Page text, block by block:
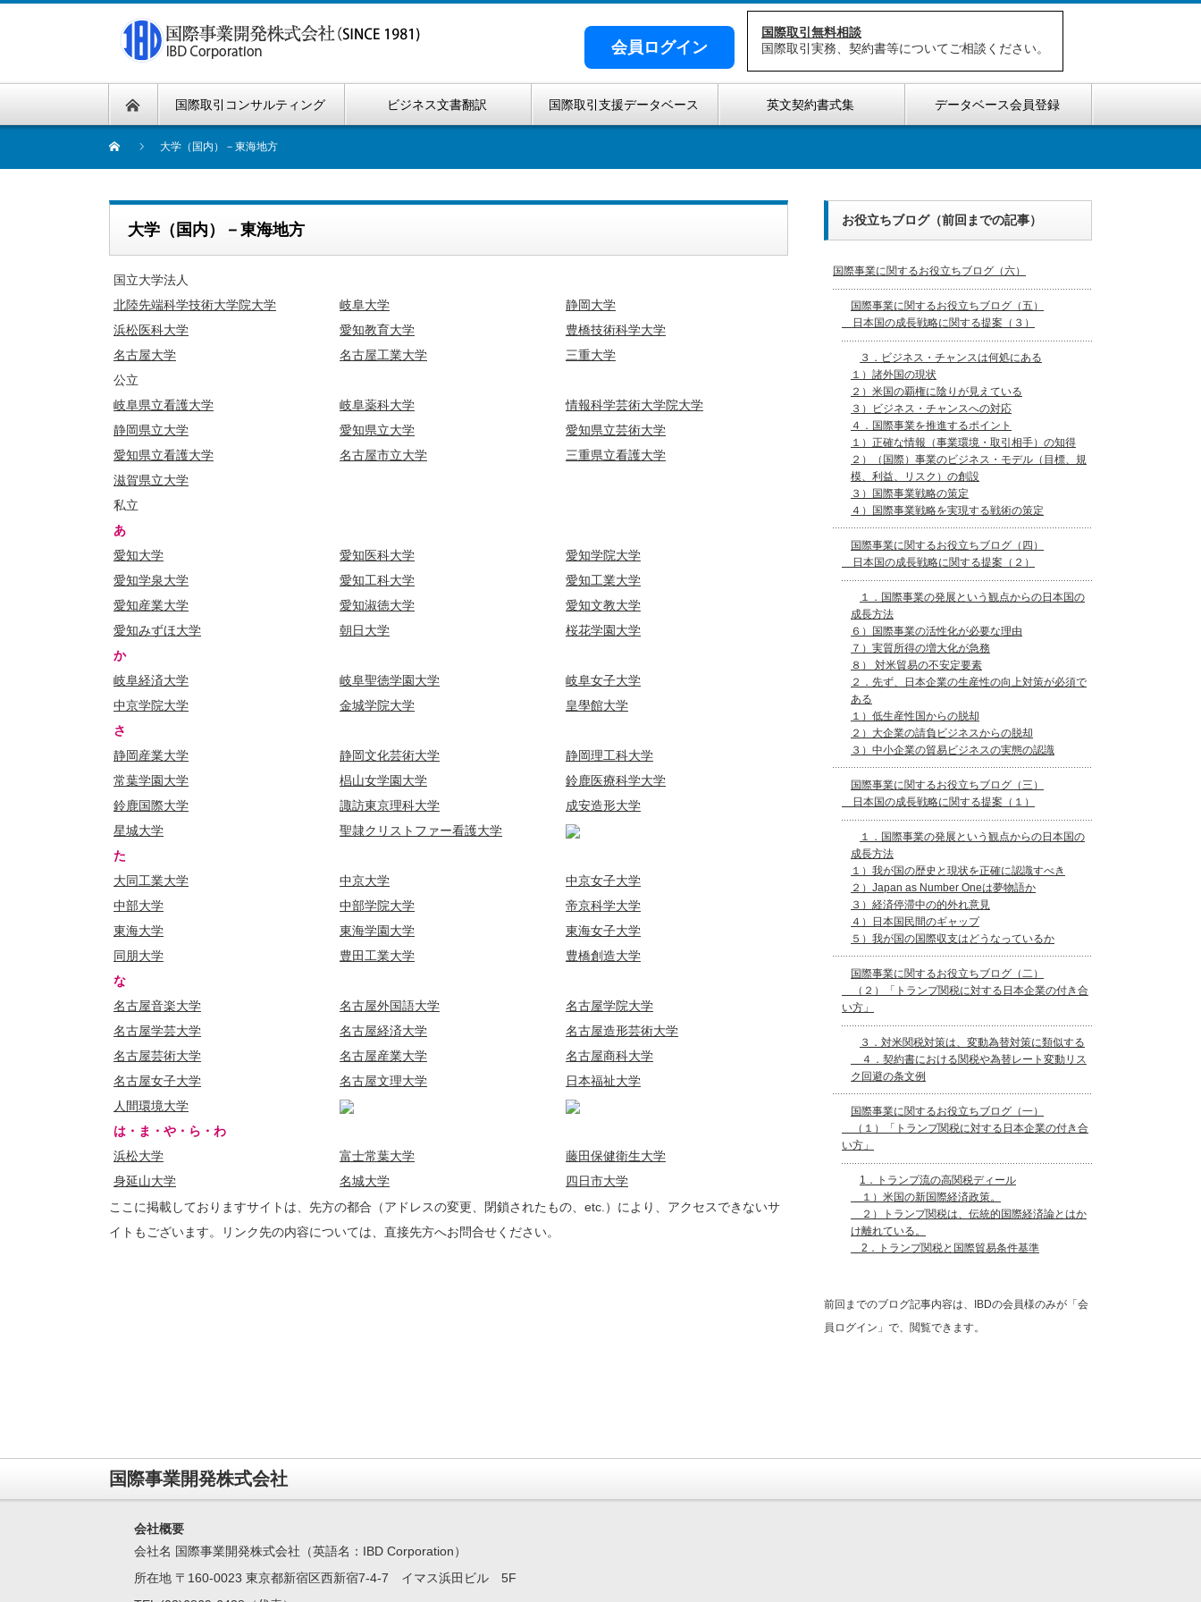
会員ログイン
国際取引無料相談
国際取引実務、契約書等についてご相談ください。
国際取引コンサルティング ビジネス文書翻訳 国際取引支援データベース 英文契約書式集 データベース会員登録
大学（国内）－東海地方
大学（国内）－東海地方
国立大学法人
北陸先端科学技術大学院大学
岐阜大学
静岡大学
浜松医科大学
愛知教育大学
豊橋技術科学大学
名古屋大学
名古屋工業大学
三重大学
公立
岐阜県立看護大学
岐阜薬科大学
情報科学芸術大学院大学
静岡県立大学
愛知県立大学
愛知県立芸術大学
愛知県立看護大学
名古屋市立大学
三重県立看護大学
滋賀県立大学
私立
あ
愛知大学
愛知医科大学
愛知学院大学
愛知学泉大学
愛知工科大学
愛知工業大学
愛知産業大学
愛知淑徳大学
愛知文教大学
愛知みずほ大学
朝日大学
桜花学園大学
か
岐阜経済大学
岐阜聖徳学園大学
岐阜女子大学
中京学院大学
金城学院大学
皇學館大学
さ
静岡産業大学
静岡文化芸術大学
静岡理工科大学
常葉学園大学
椙山女学園大学
鈴鹿医療科学大学
鈴鹿国際大学
諏訪東京理科大学
成安造形大学
星城大学
聖隷クリストファー看護大学
た
大同工業大学
中京大学
中京女子大学
中部大学
中部学院大学
帝京科学大学
東海大学
東海学園大学
東海女子大学
同朋大学
豊田工業大学
豊橋創造大学
な
名古屋音楽大学
名古屋外国語大学
名古屋学院大学
名古屋学芸大学
名古屋経済大学
名古屋造形芸術大学
名古屋芸術大学
名古屋産業大学
名古屋商科大学
名古屋女子大学
名古屋文理大学
日本福祉大学
人間環境大学
は・ま・や・ら・わ
浜松大学
富士常葉大学
藤田保健衛生大学
身延山大学
名城大学
四日市大学
ここに掲載しておりますサイトは、先方の都合（アドレスの変更、閉鎖されたもの、etc.）により、アクセスできないサ
イトもございます。リンク先の内容については、直接先方へお問合せください。
お役立ちブログ（前回までの記事）
国際事業に関するお役立ちブログ（六）
国際事業に関するお役立ちブログ（五）
日本国の成長戦略に関する提案（３）
３．ビジネス・チャンスは何処にある
１）諸外国の現状
２）米国の覇権に陰りが見えている
３）ビジネス・チャンスへの対応
４．国際事業を推進するポイント
１）正確な情報（事業環境・取引相手）の知得
２）（国際）事業のビジネス・モデル（目標、規
模、利益、リスク）の創設
３）国際事業戦略の策定
４）国際事業戦略を実現する戦術の策定
国際事業に関するお役立ちブログ（四）
日本国の成長戦略に関する提案（２）
１．国際事業の発展という観点からの日本国の
成長方法
６）国際事業の活性化が必要な理由
７）実質所得の増大化が急務
８） 対米貿易の不安定要素
２．先ず、日本企業の生産性の向上対策が必須で
ある
１）低生産性国からの脱却
２）大企業の請負ビジネスからの脱却
３）中小企業の貿易ビジネスの実態の認識
国際事業に関するお役立ちブログ（三）
日本国の成長戦略に関する提案（１）
１．国際事業の発展という観点からの日本国の
成長方法
１）我が国の歴史と現状を正確に認識すべき
２）Japan as Number Oneは夢物語か
３）経済停滞中の的外れ意見
４）日本国民間のギャップ
５）我が国の国際収支はどうなっているか
国際事業に関するお役立ちブログ（二）
（２）「トランプ関税に対する日本企業の付き合
い方」
３．対米関税対策は、変動為替対策に類似する
４．契約書における関税や為替レート変動リス
ク回避の条文例
国際事業に関するお役立ちブログ（一）
（１）「トランプ関税に対する日本企業の付き合
い方」
1．トランプ流の高関税ディール
１）米国の新国際経済政策。
２）トランプ関税は、伝統的国際経済論とはか
け離れている。
2．トランプ関税と国際貿易条件基準
前回までのブログ記事内容は、IBDの会員様のみが「会
員ログイン」で、閲覧できます。
国際事業開発株式会社
会社概要
会社名 国際事業開発株式会社（英語名：IBD Corporation）
所在地 〒160-0023 東京都新宿区西新宿7-4-7 イマス浜田ビル 5F